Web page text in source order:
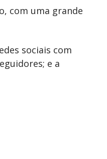
com uma grande
sociais com
e a